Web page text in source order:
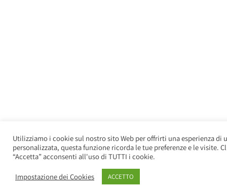
Utilizziamo i cookie sul nostro sito Web per offrirti una esperienza di
personalizzata, questa funzione ricorda le tue preferenze e le visite.
“Accetta” acconsenti all'uso di TUTTI i cookie.
Impostazione dei Cookies ACCETTO